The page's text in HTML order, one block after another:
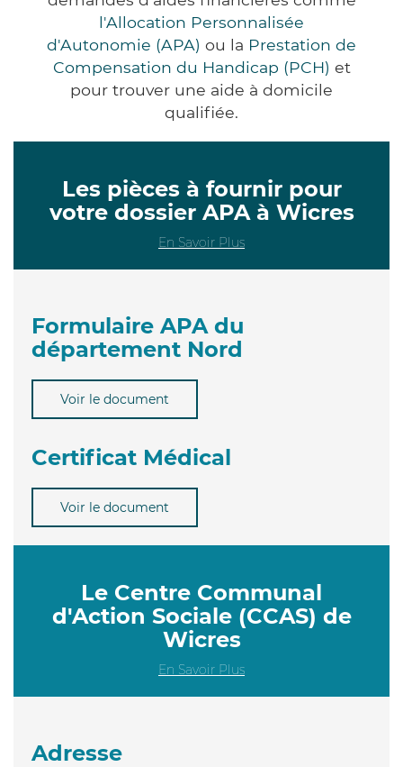
l'Allocation Personnalisée
d'Autonomie (APA) ou la Prestation de
Compensation du Handicap (PCH) et
pour trouver une aide à domicile
qualifiée.
Les pièces à fournir pour
votre dossier APA à Wicres
En Savoir Plus
Formulaire APA du
département Nord
Voir le document
Certificat Médical
Voir le document
Le Centre Communal
d'Action Sociale (CCAS) de
Wicres
En Savoir Plus
Adresse